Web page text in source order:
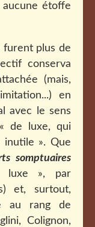
étoffe
furent plus de
conserva
(mais,
en
avec le sens
de luxe, qui
inutile ». Que
somptuaires
luxe », par
et, surtout,
au rang de
Colignon,